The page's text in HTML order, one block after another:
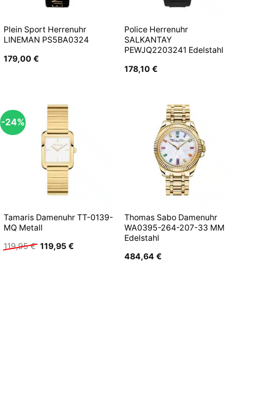
Plein Sport Herrenuhr
LINEMAN PS5BA0324
179,00 €
Police Herrenuhr
SALKANTAY
PEWJQ2203241 Edelstahl
178,10€
-24%
Tamaris Damenuhr TT-0139-
MQ Metall
119,95€ Ursprünglicher
Preis
119,95€
Thomas Sabo Damenuhr
WA0395-264-207-33 MM
Edelstahl
484,64€